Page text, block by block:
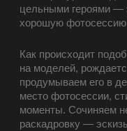
цельными героями —
хорошую фотосессию
Как происходит
на моделей,
продумываем его в
место фотосессии,
моменты. Сочиняем
раскадровку —